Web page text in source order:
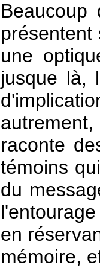
Beaucoup
une
jusque là,
raconte
témoins
du
en
mémoire,